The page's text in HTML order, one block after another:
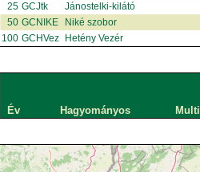
25 GCJtk Jánostelki-kilátó
50 GCNIKE Niké szobor
100 GCHVez Hetény Vezér
Év Hagyományos Multi